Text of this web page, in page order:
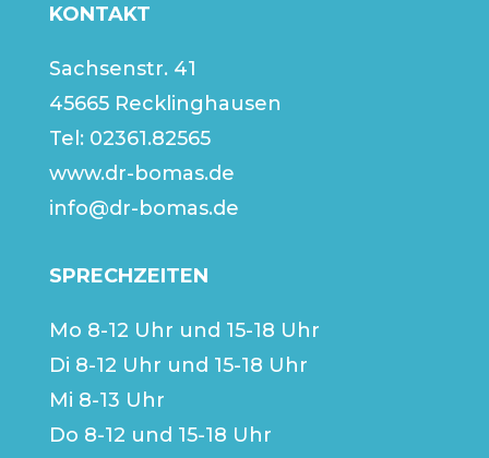
KONTAKT
Sachsenstr. 41
45665 Recklinghausen
Tel: 02361.82565
www.dr-bomas.de
info@dr-bomas.de
SPRECHZEITEN
Mo 8-12 Uhr und 15-18 Uhr
Di 8-12 Uhr und 15-18 Uhr
Mi 8-13 Uhr
Do 8-12 und 15-18 Uhr